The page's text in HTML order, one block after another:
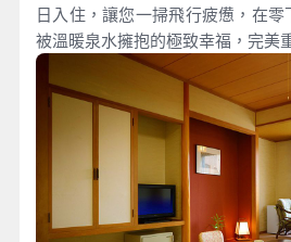
日入住，讓您一掃飛行疲憊，在
被溫暖泉水擁抱的極致幸福，完美